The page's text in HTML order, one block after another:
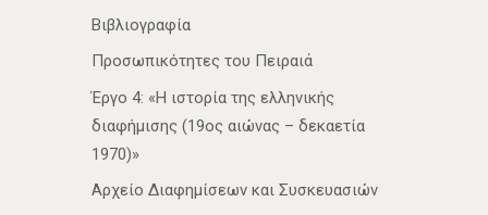
Βιβλιογραφία
Προσωπικότητες του Πειραιά
Έργο 4: «Η ιστορία της ελληνικής
διαφήμισης (19ος αιώνας – δεκαετία
1970)»
Αρχείο Διαφημίσεων και Συσκευασιών